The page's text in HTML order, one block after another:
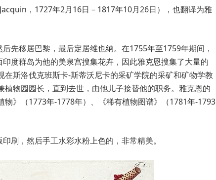
，1727年2月16日－1817年10月26日），也翻译为雅
先移居巴黎，最后定居维也纳。在1755年至1759年期间，
度群岛为他的美泉宫搜集花卉，因此雅克恩搜集了大量的
斯洛伐克班斯卡-斯蒂沃尼卡的采矿学院的采矿和矿物学教
物园园长，直到去世，由他儿子接替他的职务。雅克恩的
》（1773年-1778年）、《稀有植物图谱》（1781年-1793
刷，然后手工水彩水粉上色的，非常精美。